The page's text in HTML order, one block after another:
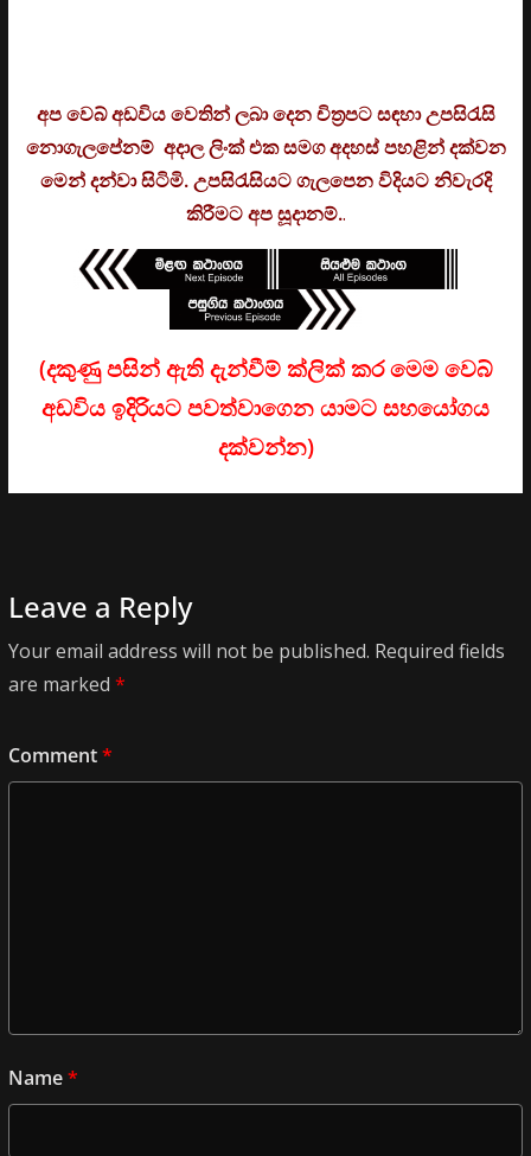
අප වෙබ් අඩවිය වෙතින් ලබා දෙන චිත්‍රපට සඳහා උපසිරැසි
නොගැලපේනම් අදාල ලිංක් එක සමග අදහස් පහළින් දක්වන
මෙන් දන්වා සිටිමි. උපසිරැසියට ගැලපෙන විදියට නිවැරදි
කිරීමට අප සූදානම්..
(දකුණු පසින් ඇති දැන්වීම් ක්ලික් කර මෙම වෙබ්
අඩවිය ඉදිරියට පවත්වාගෙන යාමට සහයෝගය
දක්වන්න)
Leave a Reply
Your email address will not be published. Required fields
are marked *
Comment*
Name*